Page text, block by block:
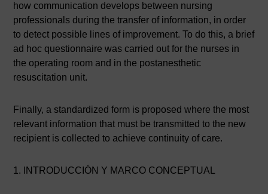
how communication develops between nursing
professionals during the transfer of information, in order
to detect possible lines of improvement. To do this, a brief
ad hoc questionnaire was carried out for the nurses in
the operating room and in the postanesthetic
resuscitation unit.
Finally, a standardized form is proposed where the most
relevant information that must be transmitted to the new
recipient is collected to achieve continuity of care.
1. INTRODUCCIÓN Y MARCO CONCEPTUAL